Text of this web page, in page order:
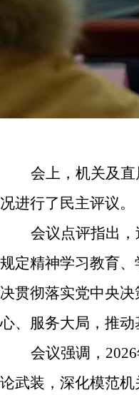
会上，机关及
况进行了民主评议。
会议点评指出
规定精神学习教育
决贯彻落实党中央决
心、服务大局，推
会议强调，
论武装，深化模范